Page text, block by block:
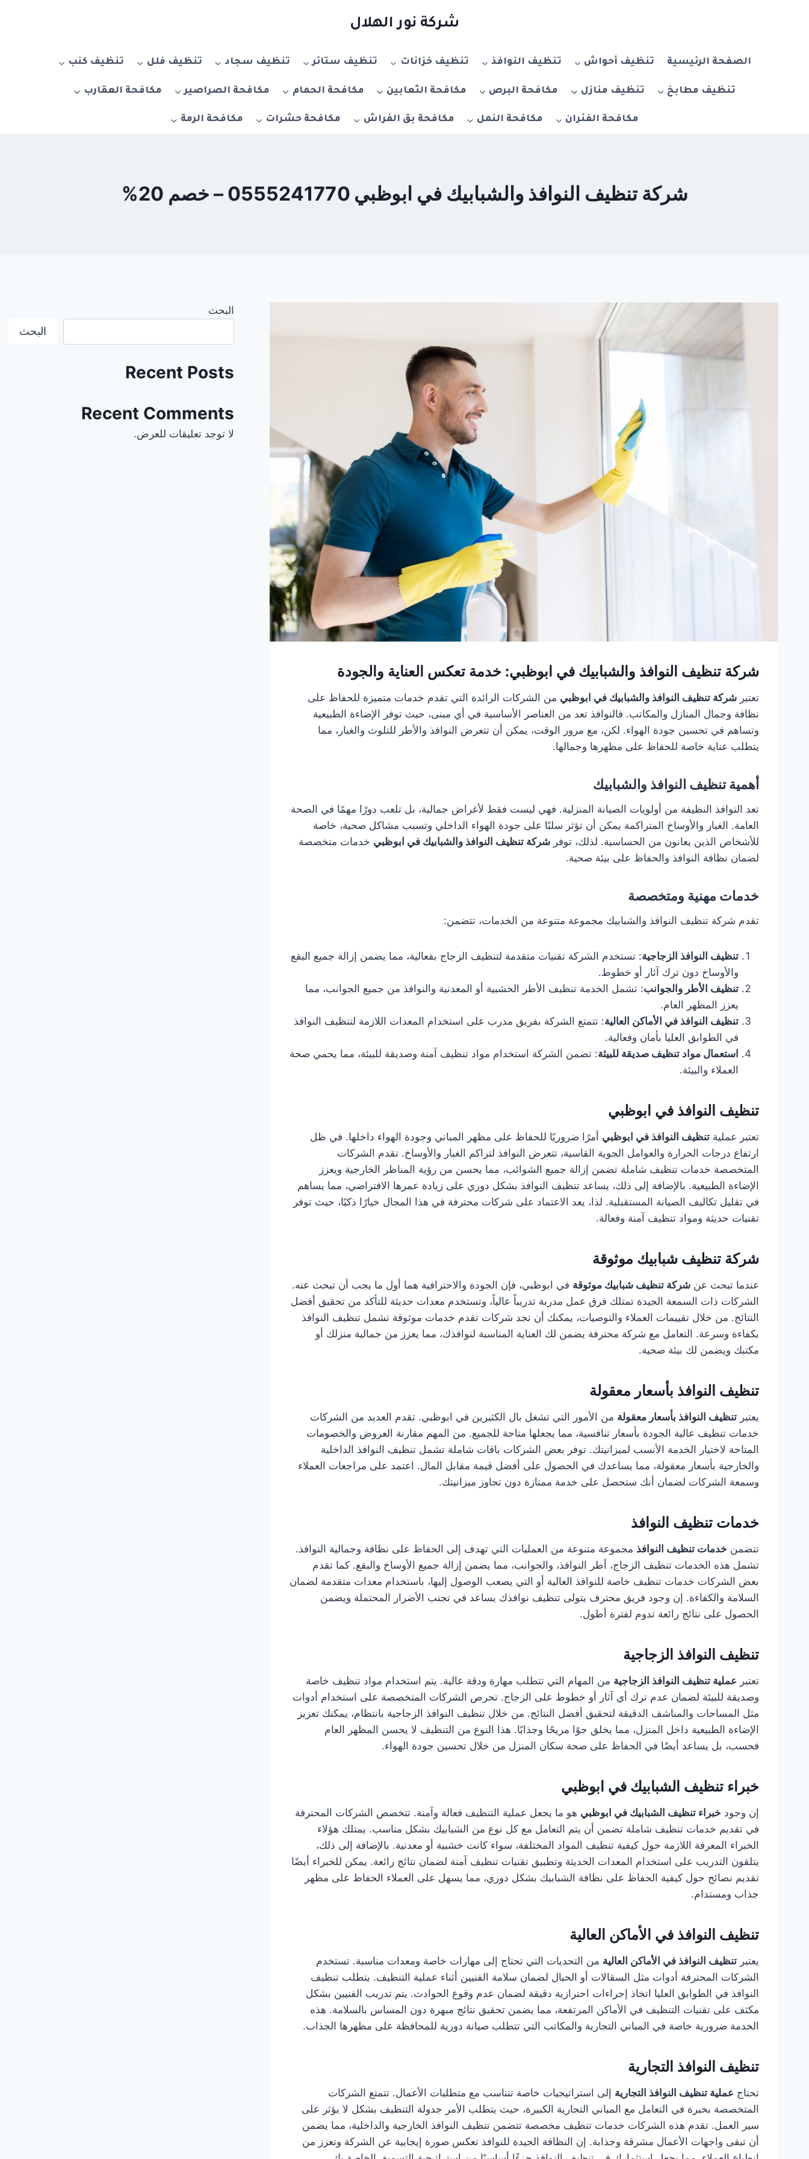
شركة نور الهلال
الصفحة الرئيسية تنظيف أحواش تنظيف النوافذ تنظيف خزانات تنظيف ستائر تنظيف سجاد تنظيف فلل تنظيف كنب
تنظيف مطابخ تنظيف منازل مكافحة البرص مكافحة الثعابين مكافحة الحمام مكافحة الصراصير مكافحة العقارب
مكافحة الفئران مكافحة النمل مكافحة بق الفراش مكافحة حشرات مكافحة الرمة
شركة تنظيف النوافذ والشبابيك في ابوظبي 0555241770 – خصم 20%
شركة تنظيف النوافذ والشبابيك في ابوظبي: خدمة تعكس العناية والجودة
تعتبرشركة تنظيف النوافذ والشبابيك في ابوظبي من الشركات الرائدة التي تقدم خدمات متميزة للحفاظ على
نظافة وجمال المنازل والمكاتب. فالنوافذ تعد من العناصر الأساسية في أي مبنى، حيث توفر الإضاءة الطبيعية
وتساهم في تحسين جودة الهواء. لكن، مع مرور الوقت، يمكن أن تتعرض النوافذ والأطر للتلوث والغبار، مما
يتطلب عناية خاصة للحفاظ على مظهرها وجمالها.
أهمية تنظيف النوافذ والشبابيك
تعد النوافذ النظيفة من أولويات الصيانة المنزلية. فهي ليست فقط لأغراض جمالية، بل تلعب دورًا مهمًا في الصحة
العامة. الغبار والأوساخ المتراكمة يمكن أن تؤثر سلبًا على جودة الهواء الداخلي وتسبب مشاكل صحية، خاصة
للأشخاص الذين يعانون من الحساسية. لذلك، توفرشركة تنظيف النوافذ والشبابيك في ابوظبي خدمات متخصصة
لضمان نظافة النوافذ والحفاظ على بيئة صحية.
خدمات مهنية ومتخصصة
تقدم شركة تنظيف النوافذ والشبابيك مجموعة متنوعة من الخدمات، تتضمن:
تنظيف النوافذ الزجاجية: تستخدم الشركة تقنيات متقدمة لتنظيف الزجاج بفعالية، مما يضمن إزالة جميع البقع
والأوساخ دون ترك آثار أو خطوط.
تنظيف الأطر والجوانب: تشمل الخدمة تنظيف الأطر الخشبية أو المعدنية والنوافذ من جميع الجوانب، مما
يعزز المظهر العام.
تنظيف النوافذ في الأماكن العالية: تتمتع الشركة بفريق مدرب على استخدام المعدات اللازمة لتنظيف النوافذ
في الطوابق العليا بأمان وفعالية.
استعمال مواد تنظيف صديقة للبيئة: تضمن الشركة استخدام مواد تنظيف آمنة وصديقة للبيئة، مما يحمي صحة
العملاء والبيئة.
تنظيف النوافذ في ابوظبي
تعتبر عمليةتنظيف النوافذ في ابوظبي أمرًا ضروريًا للحفاظ على مظهر المباني وجودة الهواء داخلها. في ظل
ارتفاع درجات الحرارة والعوامل الجوية القاسية، تتعرض النوافذ لتراكم الغبار والأوساخ. تقدم الشركات
المتخصصة خدمات تنظيف شاملة تضمن إزالة جميع الشوائب، مما يحسن من رؤية المناظر الخارجية ويعزز
الإضاءة الطبيعية. بالإضافة إلى ذلك، يساعد تنظيف النوافذ بشكل دوري على زيادة عمرها الافتراضي، مما يساهم
في تقليل تكاليف الصيانة المستقبلية. لذا، يعد الاعتماد على شركات محترفة في هذا المجال خيارًا ذكيًا، حيث توفر
تقنيات حديثة ومواد تنظيف آمنة وفعالة.
شركة تنظيف شبابيك موثوقة
عندما تبحث عنشركة تنظيف شبابيك موثوقة في ابوظبي، فإن الجودة والاحترافية هما أول ما يجب أن تبحث عنه.
الشركات ذات السمعة الجيدة تمتلك فرق عمل مدربة تدريباً عالياً، وتستخدم معدات حديثة للتأكد من تحقيق أفضل
النتائج. من خلال تقييمات العملاء والتوصيات، يمكنك أن تجد شركات تقدم خدمات موثوقة تشمل تنظيف النوافذ
بكفاءة وسرعة. التعامل مع شركة محترفة يضمن لك العناية المناسبة لنوافذك، مما يعزز من جمالية منزلك أو
مكتبك ويضمن لك بيئة صحية.
تنظيف النوافذ بأسعار معقولة
يعتبرتنظيف النوافذ بأسعار معقولة من الأمور التي تشغل بال الكثيرين في ابوظبي. تقدم العديد من الشركات
خدمات تنظيف عالية الجودة بأسعار تنافسية، مما يجعلها متاحة للجميع. من المهم مقارنة العروض والخصومات
المتاحة لاختيار الخدمة الأنسب لميزانيتك. توفر بعض الشركات باقات شاملة تشمل تنظيف النوافذ الداخلية
والخارجية بأسعار معقولة، مما يساعدك في الحصول على أفضل قيمة مقابل المال. اعتمد على مراجعات العملاء
وسمعة الشركات لضمان أنك ستحصل على خدمة ممتازة دون تجاوز ميزانيتك.
خدمات تنظيف النوافذ
تتضمن خدمات تنظيف النوافذ مجموعة متنوعة من العمليات التي تهدف إلى الحفاظ على نظافة وجمالية النوافذ.
تشمل هذه الخدمات تنظيف الزجاج، أطر النوافذ، والجوانب، مما يضمن إزالة جميع الأوساخ والبقع. كما تقدم
بعض الشركات خدمات تنظيف خاصة للنوافذ العالية أو التي يصعب الوصول إليها، باستخدام معدات متقدمة لضمان
السلامة والكفاءة. إن وجود فريق محترف يتولى تنظيف نوافذك يساعد في تجنب الأضرار المحتملة ويضمن
الحصول على نتائج رائعة تدوم لفترة أطول.
تنظيف النوافذ الزجاجية
تعتبرعملية تنظيف النوافذ الزجاجية من المهام التي تتطلب مهارة ودقة عالية. يتم استخدام مواد تنظيف خاصة
وصديقة للبيئة لضمان عدم ترك أي آثار أو خطوط على الزجاج. تحرص الشركات المتخصصة على استخدام أدوات
مثل المساحات والمناشف الدقيقة لتحقيق أفضل النتائج. من خلال تنظيف النوافذ الزجاجية بانتظام، يمكنك تعزيز
الإضاءة الطبيعية داخل المنزل، مما يخلق جوًا مريحًا وجذابًا. هذا النوع من التنظيف لا يحسن المظهر العام
فحسب، بل يساعد أيضًا في الحفاظ على صحة سكان المنزل من خلال تحسين جودة الهواء.
خبراء تنظيف الشبابيك في ابوظبي
إن وجود خبراء تنظيف الشبابيك في ابوظبي هو ما يجعل عملية التنظيف فعالة وآمنة. تتخصص الشركات المحترفة
في تقديم خدمات تنظيف شاملة تضمن أن يتم التعامل مع كل نوع من الشبابيك بشكل مناسب. يمتلك هؤلاء
الخبراء المعرفة اللازمة حول كيفية تنظيف المواد المختلفة، سواء كانت خشبية أو معدنية. بالإضافة إلى ذلك،
يتلقون التدريب على استخدام المعدات الحديثة وتطبيق تقنيات تنظيف آمنة لضمان نتائج رائعة. يمكن للخبراء أيضًا
تقديم نصائح حول كيفية الحفاظ على نظافة الشبابيك بشكل دوري، مما يسهل على العملاء الحفاظ على مظهر
جذاب ومستدام.
تنظيف النوافذ في الأماكن العالية
يعتبرتنظيف النوافذ في الأماكن العالية من التحديات التي تحتاج إلى مهارات خاصة ومعدات مناسبة. تستخدم
الشركات المحترفة أدوات مثل السقالات أو الحبال لضمان سلامة الفنيين أثناء عملية التنظيف. يتطلب تنظيف
النوافذ في الطوابق العليا اتخاذ إجراءات احترازية دقيقة لضمان عدم وقوع الحوادث. يتم تدريب الفنيين بشكل
مكثف على تقنيات التنظيف في الأماكن المرتفعة، مما يضمن تحقيق نتائج مبهرة دون المساس بالسلامة. هذه
الخدمة ضرورية خاصة في المباني التجارية والمكاتب التي تتطلب صيانة دورية للمحافظة على مظهرها الجذاب.
تنظيف النوافذ التجارية
تحتاجعملية تنظيف النوافذ التجارية إلى استراتيجيات خاصة تتناسب مع متطلبات الأعمال. تتمتع الشركات
المتخصصة بخبرة في التعامل مع المباني التجارية الكبيرة، حيث يتطلب الأمر جدولة التنظيف بشكل لا يؤثر على
سير العمل. تقدم هذه الشركات خدمات تنظيف مخصصة تتضمن تنظيف النوافذ الخارجية والداخلية، مما يضمن
أن تبقى واجهات الأعمال مشرقة وجذابة. إن النظافة الجيدة للنوافذ تعكس صورة إيجابية عن الشركة وتعزز من
البحث
البحث
Recent Posts
Recent Comments
لا توجد تعليقات للعرض.